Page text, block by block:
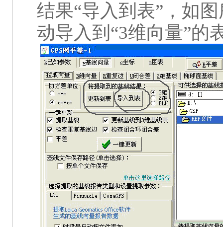
结果“导入到表”，如
动导入到“3维向量”的